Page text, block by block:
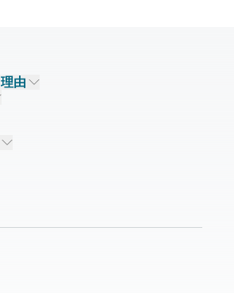
由
ートナー
ゲット
質
ナー